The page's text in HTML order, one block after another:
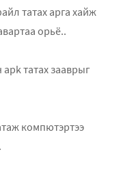
татах арга хайж
орьё..
татах зааврыг
компютэртээ